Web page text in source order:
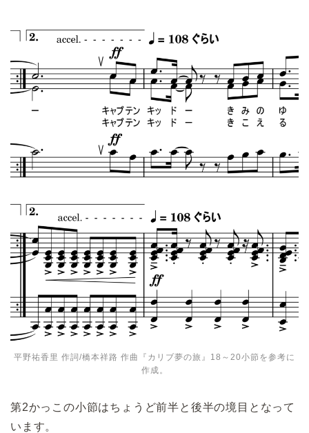
平野祐香里 作詞/橋本祥路 作曲『カリブ夢の旅』18～20小節を参考に
作成。
第2かっこの小節はちょうど前半と後半の境目となって
います。